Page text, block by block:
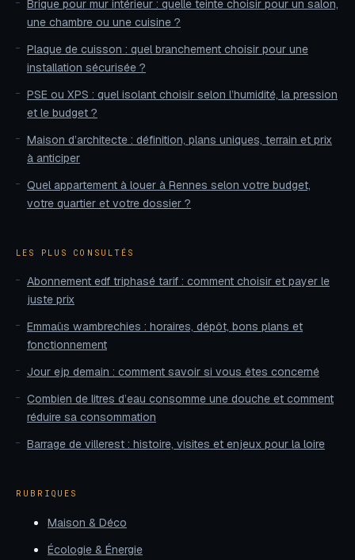
Brique pour mur intérieur : quelle teinte choisir pour un salon,
une chambre ou une cuisine ?
Plaque de cuisson : quel branchement choisir pour une
installation sécurisée ?
PSE ou XPS : quel isolant choisir selon l’humidité, la pression
et le budget ?
Maison d’architecte : définition, plans uniques, terrain et prix
à anticiper
Quel appartement à louer à Rennes selon votre budget,
votre quartier et votre dossier ?
LES PLUS CONSULTÉS
Abonnement edf triphasé tarif : comment choisir et payer le
juste prix
Emmaüs wambrechies : horaires, dépôt, bons plans et
fonctionnement
Jour ejp demain : comment savoir si vous êtes concerné
Combien de litres d’eau consomme une douche et comment
réduire sa consommation
Barrage de villerest : histoire, visites et enjeux pour la loire
RUBRIQUES
Maison & Déco
Écologie & Énergie